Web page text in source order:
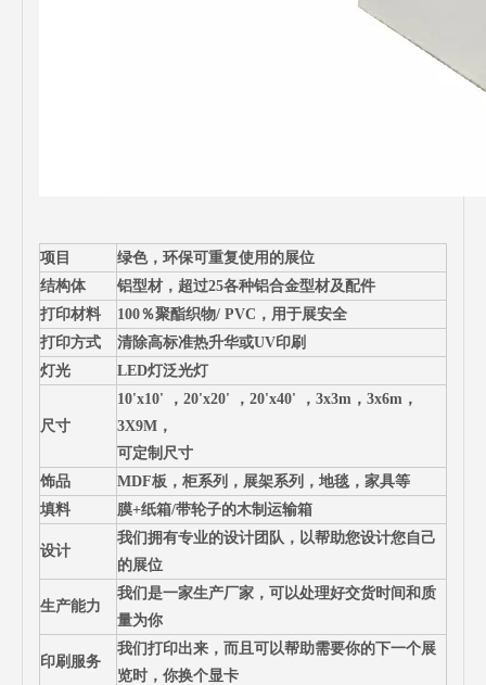
项目
绿色，环保可重复使用的展位
结构体
铝型材，超过25各种铝合金型材及配件
打印材料
100％聚酯织物/ PVC，用于展安全
打印方式
清除高标准热升华或UV印刷
灯光
LED灯泛光灯
尺寸
10'x10' ，20'x20' ，20'x40' ，3x3m，3x6m，
3X9M，
可定制尺寸
饰品
MDF板，柜系列，展架系列，地毯，家具等
填料
膜+纸箱/带轮子的木制运输箱
设计
我们拥有专业的设计团队，以帮助您设计您自己
的展位
生产能力
我们是一家生产厂家，可以处理好交货时间和质
量为你
印刷服务
我们打印出来，而且可以帮助需要你的下一个展
览时，你换个显卡